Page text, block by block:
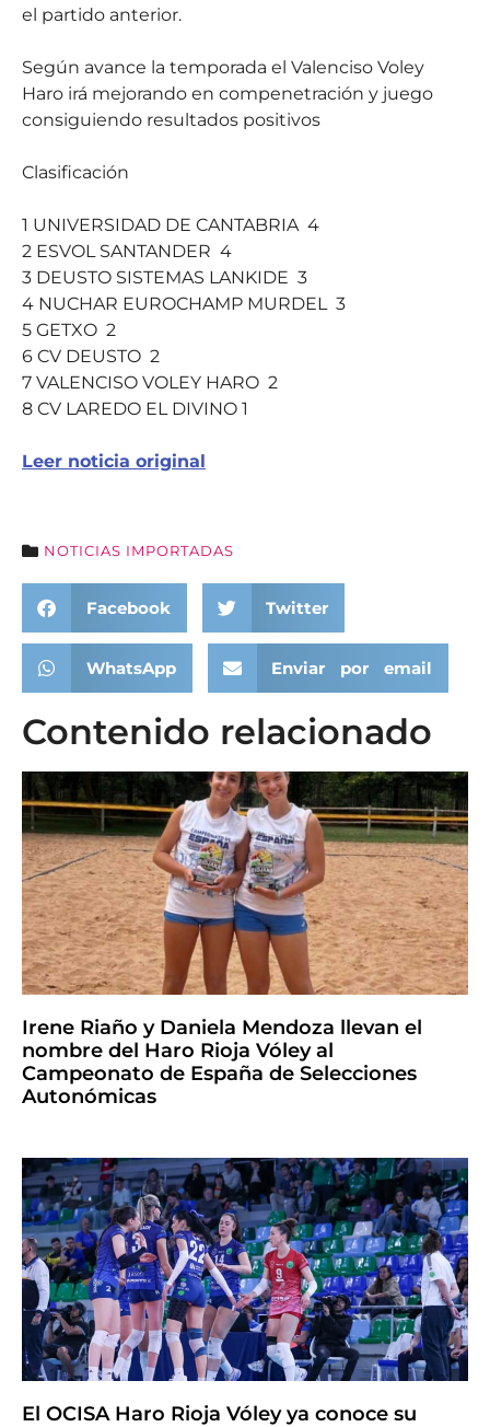
el partido anterior.
Según avance la temporada el Valenciso Voley
Haro irá mejorando en compenetración y juego
consiguiendo resultados positivos
Clasificación
1 UNIVERSIDAD DE CANTABRIA 4
2 ESVOL SANTANDER 4
3 DEUSTO SISTEMAS LANKIDE 3
4 NUCHAR EUROCHAMP MURDEL 3
5 GETXO 2
6 CV DEUSTO 2
7 VALENCISO VOLEY HARO 2
8 CV LAREDO EL DIVINO 1
Leer noticia original
NOTICIAS IMPORTADAS
Facebook Twitter
WhatsApp Enviar por email
Contenido relacionado
Irene Riaño y Daniela Mendoza llevan el
nombre del Haro Rioja Vóley al
Campeonato de España de Selecciones
Autonómicas
El OCISA Haro Rioja Vóley ya conoce su